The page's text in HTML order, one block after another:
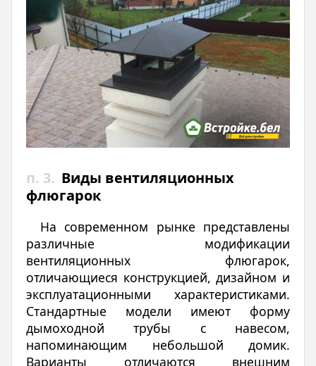
п. 3. Виды вентиляционных
флюгарок
На современном рынке представлены
различные модификации
вентиляционных флюгарок,
отличающиеся конструкцией, дизайном и
эксплуатационными характеристиками.
Стандартные модели имеют форму
дымоходной трубы с навесом,
напоминающим небольшой домик.
Варианты отличаются внешним